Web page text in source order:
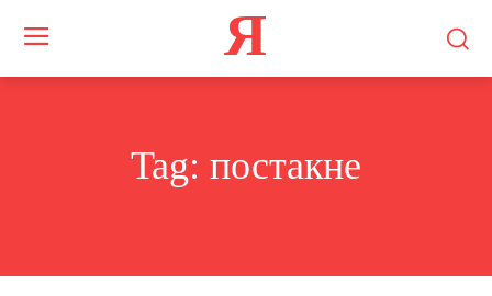
Я
Tag: постакне